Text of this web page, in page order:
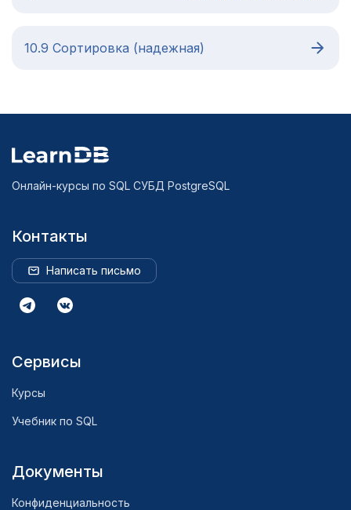
10.9 Сортировка (надежная)
Онлайн-курсы по SQL СУБД PostgreSQL
Сервисы
Курсы
Учебник по SQL
Документы
Конфиденциальность
Контакты
Написать письмо